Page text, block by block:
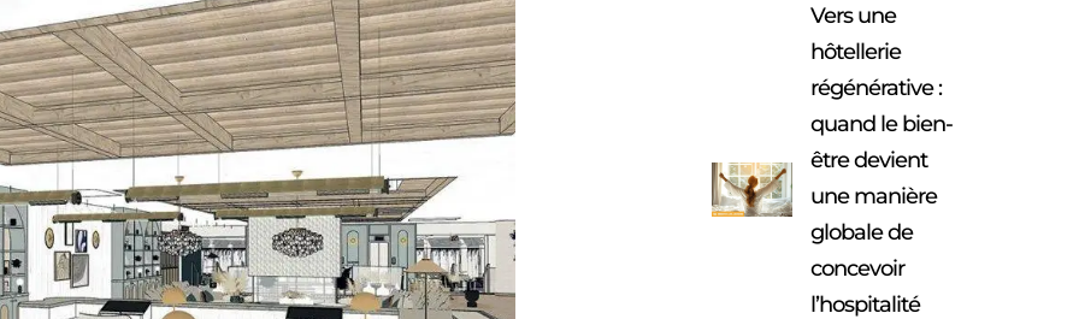
Vers une
hôtellerie
régénérative :
quand le bien-
être devient
une manière
globale de
concevoir
l’hospitalité